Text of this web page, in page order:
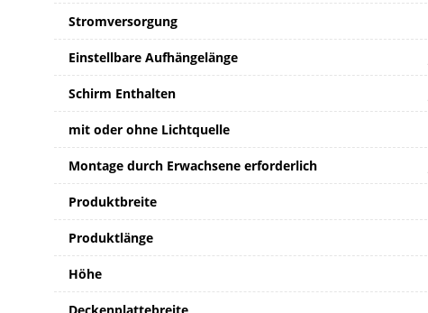
Stromversorgung
Einstellbare Aufhängelänge
Schirm Enthalten
mit oder ohne Lichtquelle
Montage durch Erwachsene erforderlich
Produktbreite
Produktlänge
Höhe